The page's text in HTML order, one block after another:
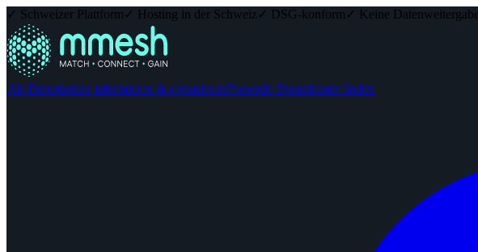
✓ Schweizer Plattform ✓ Hosting in der Schweiz ✓ DSG-konform ✓ Keine Datenweitergabe
Als Dienstleister informieren & registrierenPassende Dienstleister finden